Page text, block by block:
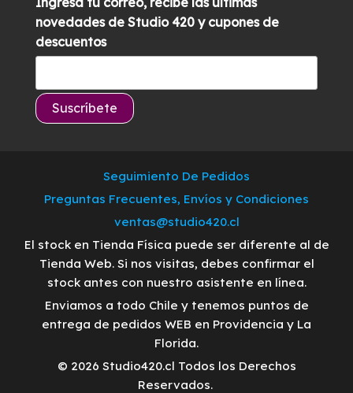
novedades de Studio 420 y cupones de
descuentos
Seguimiento De Pedidos
Preguntas Frecuentes, Envíos y Condiciones
ventas@studio420.cl
El stock en Tienda Física puede ser diferente al de
Tienda Web. Si nos visitas, debes confirmar el
stock antes con nuestro asistente en línea.
Enviamos a todo Chile y tenemos puntos de
entrega de pedidos WEB en Providencia y La
Florida.
© 2026 Studio420.cl Todos los Derechos
Reservados.